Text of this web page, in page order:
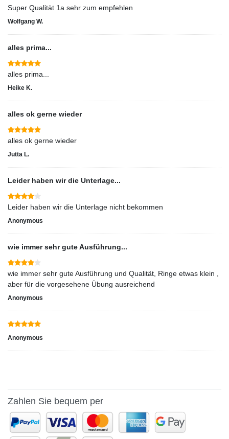
Super Qualität 1a sehr zum empfehlen
Wolfgang W.
alles prima...
alles prima...
Heike K.
alles ok gerne wieder
alles ok gerne wieder
Jutta L.
Leider haben wir die Unterlage...
Leider haben wir die Unterlage nicht bekommen
Anonymous
wie immer sehr gute Ausführung...
wie immer sehr gute Ausführung und Qualität, Ringe etwas klein ,
aber für die vorgesehene Übung ausreichend
Anonymous
Anonymous
Zahlen Sie bequem per